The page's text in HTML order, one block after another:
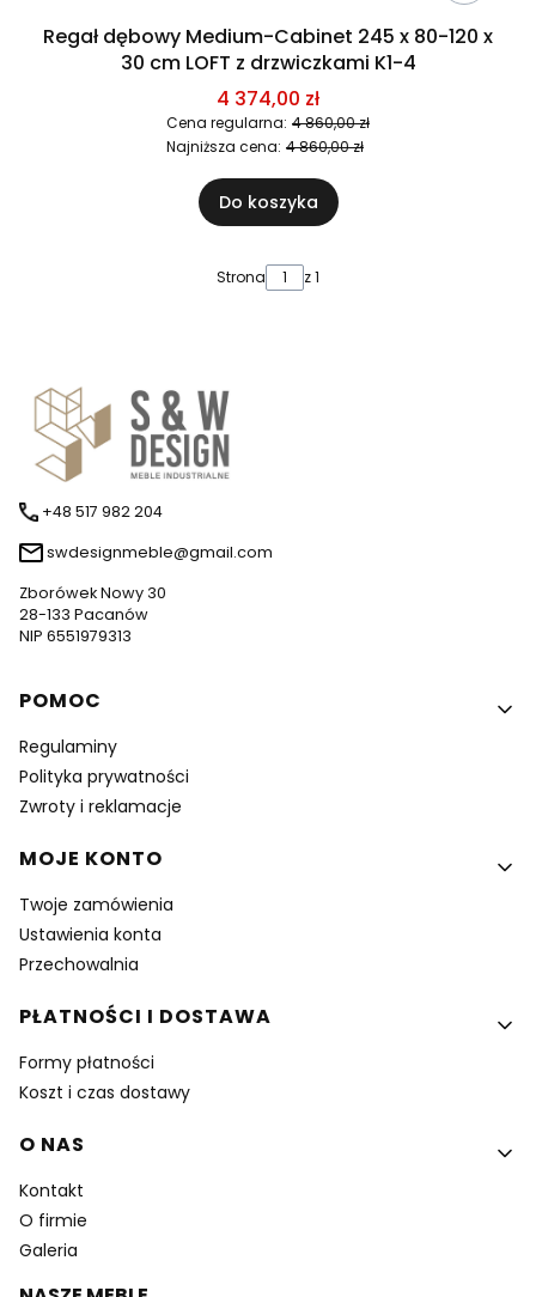
Regał dębowy Medium-Cabinet 245 x 80-120 x
30 cm LOFT z drzwiczkami K1-4
4 374,00 zł
Cena regularna: 4 860,00 zł
Najniższa cena: 4 860,00 zł
Do koszyka
Strona z 1
+48 517 982 204
swdesignmeble@gmail.com
Zborówek Nowy 30
28-133 Pacanów
NIP 6551979313
Linki w stopce
POMOC
Regulaminy
Polityka prywatności
Zwroty i reklamacje
MOJE KONTO
Twoje zamówienia
Ustawienia konta
Przechowalnia
PŁATNOŚCI I DOSTAWA
Formy płatności
Koszt i czas dostawy
O NAS
Kontakt
O firmie
Galeria